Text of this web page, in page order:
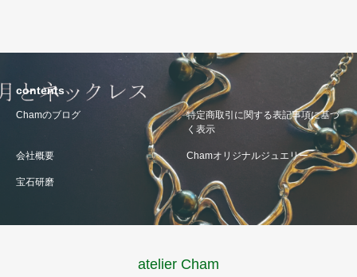
contents
Chamのブログ
特定商取引に関する表記事項に基づ
く表示
会社概要 Chamオリジナルジュエリー
宝石研磨
atelier Cham